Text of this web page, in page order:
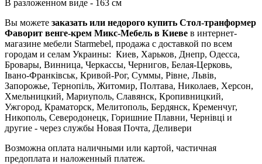
В разложенном виде - 163 см
Вы можете заказать или недорого купить Стол-транформер
Фаворит венге-крем Микс-Мебель в Киеве в интернет-
магазине мебели Starmebel, продажа с доставкой по всем
городам и селам Украины: Киев, Харьков, Днепр, Одесса,
Бровары, Винница, Черкассы, Чернигов, Белая-Церковь,
Івано-Франківськ, Кривой-Рог, Суммы, Рівне, Львів,
Запорожье, Тернопіль, Житомир, Полтава, Николаев, Херсон,
Хмельницкий, Мариуполь, Славянск, Кропивницкий,
Ужгород, Краматорск, Мелитополь, Бердянск, Кременчуг,
Никополь, Северодонецк, Горишние Плавни, Чернівці и
другие - через службы Новая Почта, Деливери
Возможна оплата наличными или картой, частичная
предоплата и наложенный платеж.